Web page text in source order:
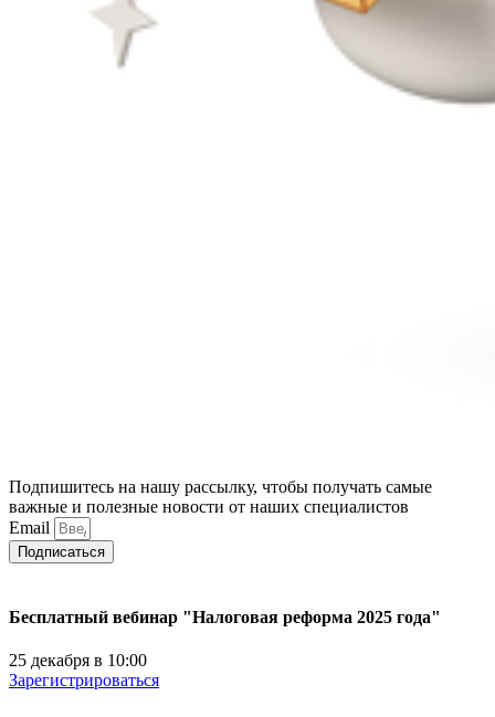
Подпишитесь на нашу рассылку, чтобы получать самые
важные и полезные новости от наших специалистов
Email
Подписаться
Бесплатный вебинар "Налоговая реформа 2025 года"
25 декабря в 10:00
Зарегистрироваться